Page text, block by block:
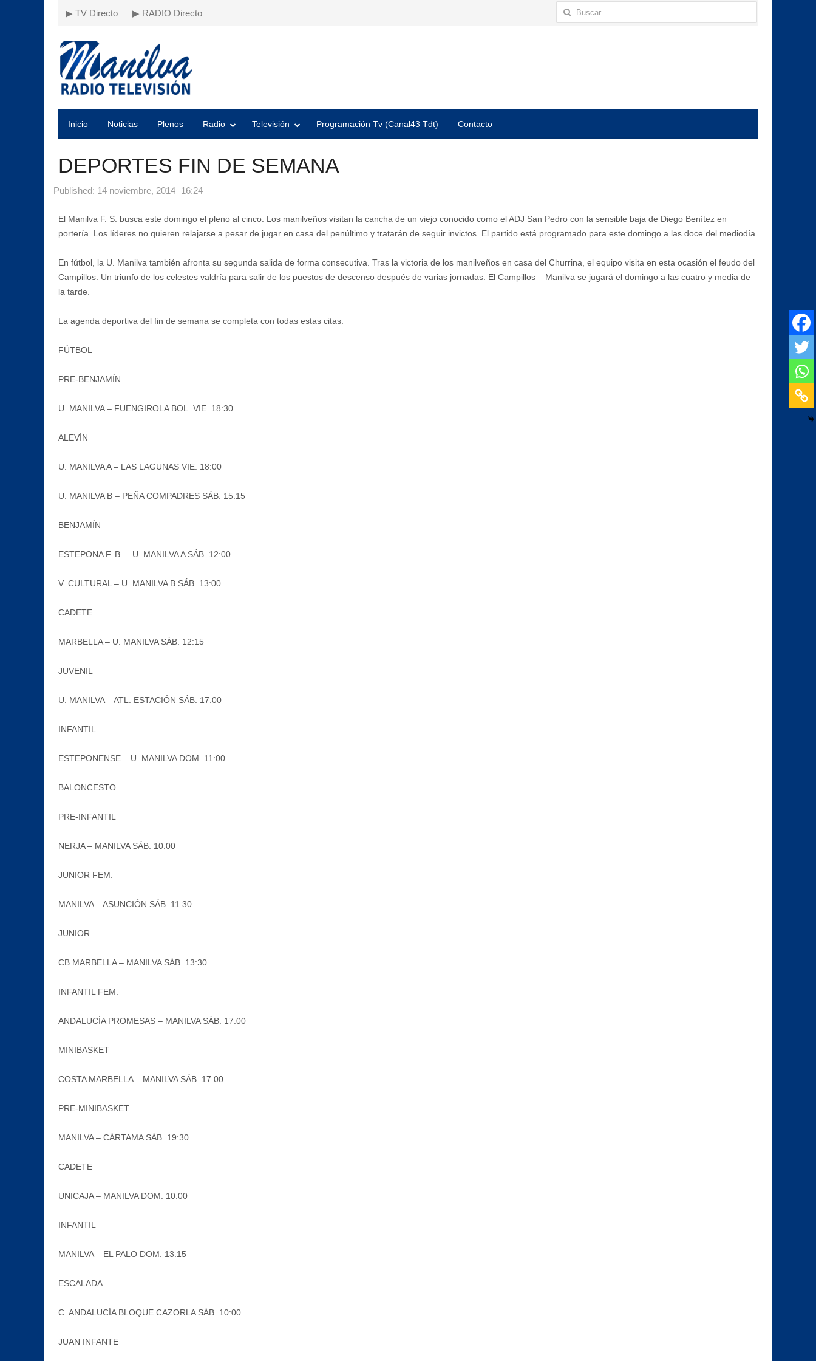
▶ TV Directo ▶ RADIO Directo Buscar:
Inicio Noticias Plenos Radio Televisión Programación Tv (Canal43 Tdt) Contacto
DEPORTES FIN DE SEMANA
Published: 14 noviembre, 2014 16:24
El Manilva F. S. busca este domingo el pleno al cinco. Los manilveños visitan la cancha de un viejo conocido como el ADJ San Pedro con la sensible baja de Diego Benítez en
portería. Los líderes no quieren relajarse a pesar de jugar en casa del penúltimo y tratarán de seguir invictos. El partido está programado para este domingo a las doce del mediodía.
En fútbol, la U. Manilva también afronta su segunda salida de forma consecutiva. Tras la victoria de los manilveños en casa del Churrina, el equipo visita en esta ocasión el feudo del
Campillos. Un triunfo de los celestes valdría para salir de los puestos de descenso después de varias jornadas. El Campillos – Manilva se jugará el domingo a las cuatro y media de
la tarde.
La agenda deportiva del fin de semana se completa con todas estas citas.
FÚTBOL
PRE-BENJAMÍN
U. MANILVA – FUENGIROLA BOL. VIE. 18:30
ALEVÍN
U. MANILVA A – LAS LAGUNAS VIE. 18:00
U. MANILVA B – PEÑA COMPADRES SÁB. 15:15
BENJAMÍN
ESTEPONA F. B. – U. MANILVA A SÁB. 12:00
V. CULTURAL – U. MANILVA B SÁB. 13:00
CADETE
MARBELLA – U. MANILVA SÁB. 12:15
JUVENIL
U. MANILVA – ATL. ESTACIÓN SÁB. 17:00
INFANTIL
ESTEPONENSE – U. MANILVA DOM. 11:00
BALONCESTO
PRE-INFANTIL
NERJA – MANILVA SÁB. 10:00
JUNIOR FEM.
MANILVA – ASUNCIÓN SÁB. 11:30
JUNIOR
CB MARBELLA – MANILVA SÁB. 13:30
INFANTIL FEM.
ANDALUCÍA PROMESAS – MANILVA SÁB. 17:00
MINIBASKET
COSTA MARBELLA – MANILVA SÁB. 17:00
PRE-MINIBASKET
MANILVA – CÁRTAMA SÁB. 19:30
CADETE
UNICAJA – MANILVA DOM. 10:00
INFANTIL
MANILVA – EL PALO DOM. 13:15
ESCALADA
C. ANDALUCÍA BLOQUE CAZORLA SÁB. 10:00
JUAN INFANTE